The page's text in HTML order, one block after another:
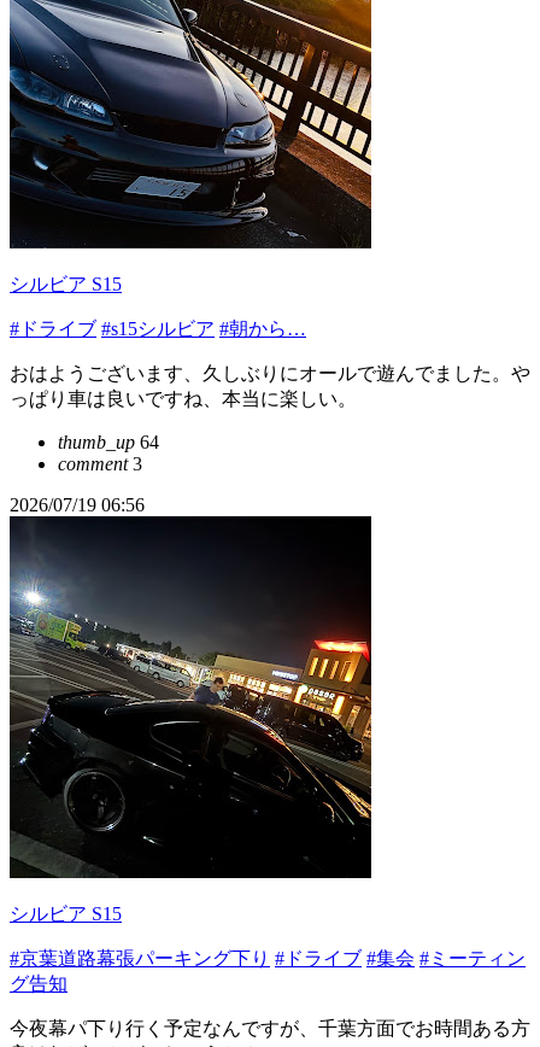
シルビア S15
#ドライブ #s15シルビア #朝から…
おはようございます、久しぶりにオールで遊んでました。や
っぱり車は良いですね、本当に楽しい。
thumb_up 64
comment3
2026/07/19 06:56
シルビア S15
#京葉道路幕張パーキング下り #ドライブ #集会 #ミーティン
グ告知
今夜幕パ下り行く予定なんですが、千葉方面でお時間ある方